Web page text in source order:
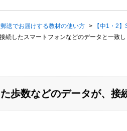
送でお届けする教材の使い方 >
【中1・2
続したスマートフォンなどのデータと一致し
歩数などのデータが、接